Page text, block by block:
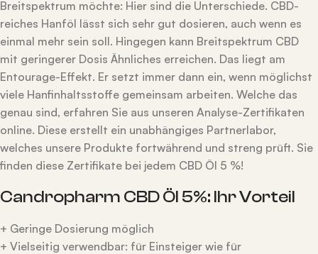
Breitspektrum möchte: Hier sind die Unterschiede. CBD-
reiches Hanföl lässt sich sehr gut dosieren, auch wenn es
einmal mehr sein soll. Hingegen kann Breitspektrum CBD
mit geringerer Dosis Ähnliches erreichen. Das liegt am
Entourage-Effekt. Er setzt immer dann ein, wenn möglichst
viele Hanfinhaltsstoffe gemeinsam arbeiten. Welche das
genau sind, erfahren Sie aus unseren Analyse-Zertifikaten
online. Diese erstellt ein unabhängiges Partnerlabor,
welches unsere Produkte fortwährend und streng prüft. Sie
finden diese Zertifikate bei jedem CBD Öl 5 %!
Candropharm CBD Öl 5%: Ihr Vorteil
+ Geringe Dosierung möglich
+ Vielseitig verwendbar: für Einsteiger wie für